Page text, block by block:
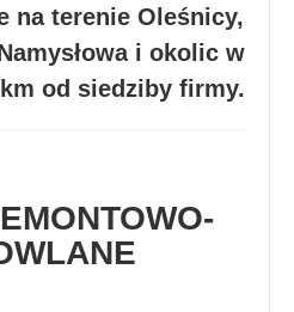
na terenie Oleśnicy,
i okolic w
od siedziby firmy.